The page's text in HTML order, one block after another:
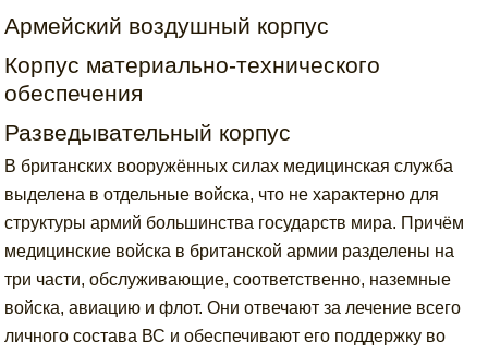
Армейский воздушный корпус
Корпус материально-технического
обеспечения
Разведывательный корпус
В британских вооружённых силах медицинская служба
выделена в отдельные войска, что не характерно для
структуры армий большинства государств мира. Причём
медицинские войска в британской армии разделены на
три части, обслуживающие, соответственно, наземные
войска, авиацию и флот. Они отвечают за лечение всего
личного состава ВС и обеспечивают его поддержку во